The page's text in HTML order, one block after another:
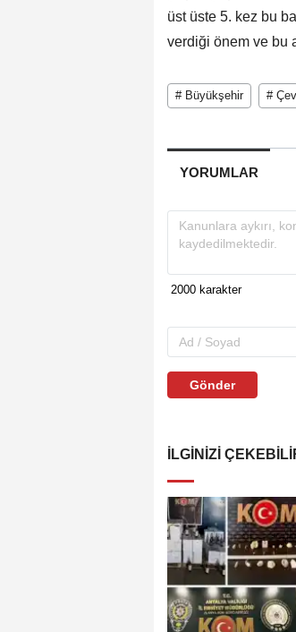
üst üste 5. kez bu
verdiği önem ve bu
# Büyükşehir #
YORUMLAR
Gönder
İLGINIZI